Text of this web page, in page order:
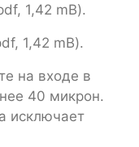
1,42 mB).
1,42 mB).
на входе в
40 микрон.
исключает